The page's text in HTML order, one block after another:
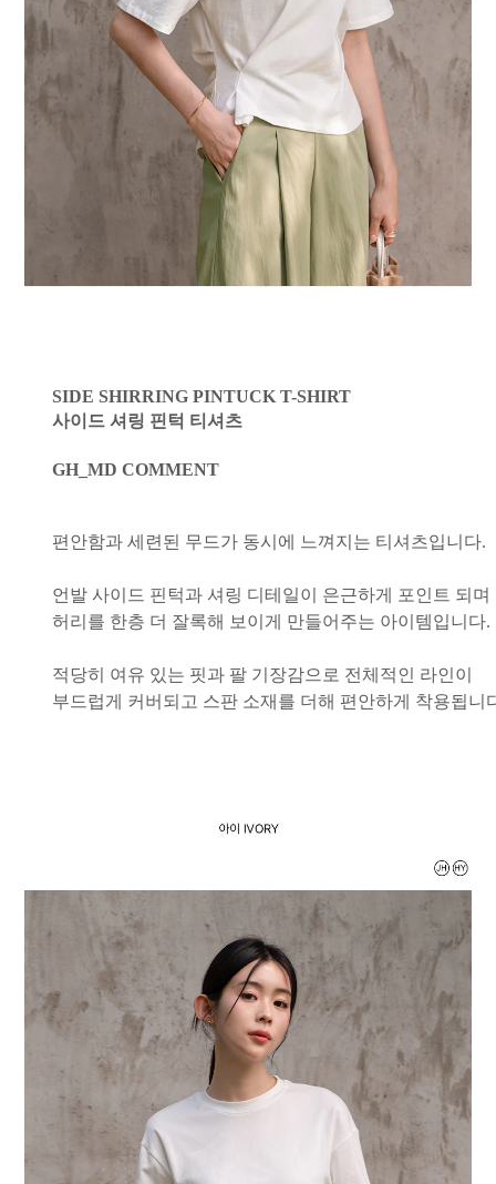
SIDE SHIRRING PINTUCK T-SHIRT
사이드 셔링 핀턱 티셔츠
GH_MD COMMENT
편안함과 세련된 무드가 동시에 느껴지는 티셔츠입니다.
언발 사이드 핀턱과 셔링 디테일이 은근하게 포인트 되며
허리를 한층 더 잘록해 보이게 만들어주는 아이템입니다.
적당히 여유 있는 핏과 팔 기장감으로 전체적인 라인이
부드럽게 커버되고 스판 소재를 더해 편안하게 착용됩니